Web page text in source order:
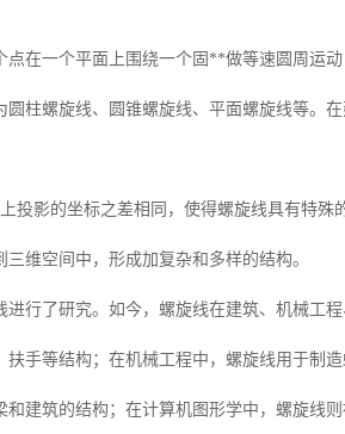
在一个平面上围绕一个固**做等速圆周运
柱螺旋线、圆锥螺旋线、平面螺旋线等。
投影的坐标之差相同，使得螺旋线具有特殊
维空间中，形成加复杂和多样的结构。
行了研究。如今，螺旋线在建筑、机械工
手等结构；在机械工程中，螺旋线用于制造
建筑的结构；在计算机图形学中，螺旋线